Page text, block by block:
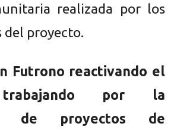
realizada por los
del proyecto.
Futrono reactivando el
trabajando por la
de proyectos de